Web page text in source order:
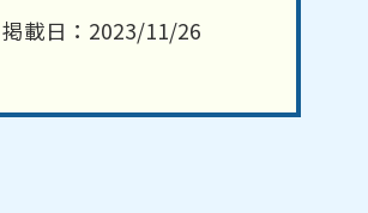
掲載日：2023/11/26